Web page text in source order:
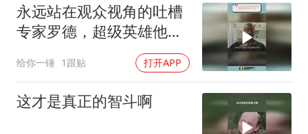
永远站在观众视角的吐槽
专家罗德，超级英雄他都
给你一锤 1跟贴 打开APP
这才是真正的智斗啊